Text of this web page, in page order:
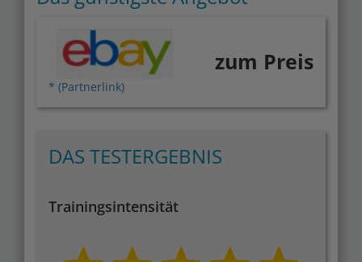
* (Partnerlink)
zum Preis
DAS TESTERGEBNIS
Trainingsintensität